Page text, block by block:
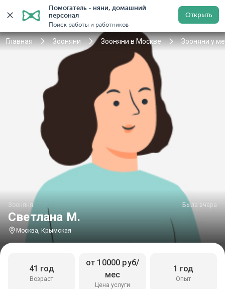
Помогатель - няни, домашний
персонал
Поиск работы и работников
Открыть
Регистрация
Главная Зооняни Зооняни в Москве Зооняни у
Светлана М.
Зооняня Была вчера
Москва, Крымская
Возраст
41 год
Цена услуги
от 10000 руб/
мес
Опыт
1 год